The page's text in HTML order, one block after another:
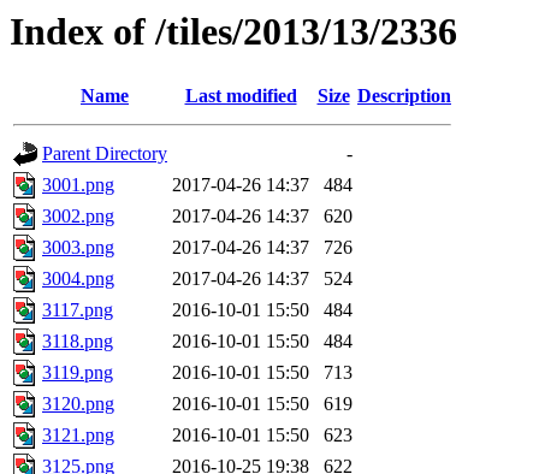
Index of /tiles/2013/13/2336
Name Last modified Size Description
Parent Directory
-
3001.png
2017-04-26 14:37
484
3002.png
2017-04-26 14:37
620
3003.png
2017-04-26 14:37
726
3004.png
2017-04-26 14:37
524
3117.png
2016-10-01 15:50
484
3118.png
2016-10-01 15:50
484
3119.png
2016-10-01 15:50
713
3120.png
2016-10-01 15:50
619
3121.png
2016-10-01 15:50
623
3125.png
2016-10-25 19:38
622